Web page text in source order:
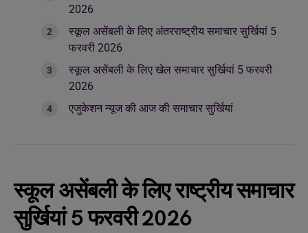
2026
स्कूल असेंबली के लिए अंतरराष्ट्रीय समाचार सुर्खियां 5
फरवरी 2026
स्कूल असेंबली के लिए खेल समाचार सुर्खियां 5 फरवरी
2026
एजुकेशन न्यूज की आज की समाचार सुर्खियां
स्कूल असेंबली के लिए राष्ट्रीय समाचार
सुर्खियां 5 फरवरी 2026